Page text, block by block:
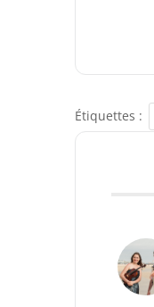
Étiquettes :